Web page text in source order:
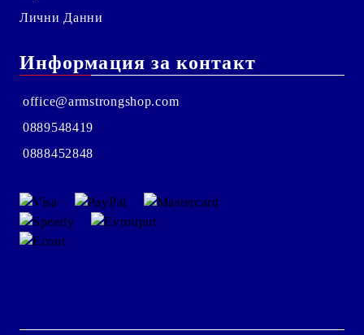
Лични Данни
Информация за контакт
office@armstrongshop.com
0889548419
0888452848